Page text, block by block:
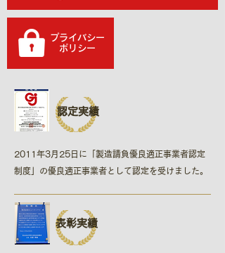
プライバシー
​ポリシー
認定実績
2011年3月25日に「製造請負優良適正事業者認定
制度​」の優良適正事業者として認定を受けました。
表彰実績